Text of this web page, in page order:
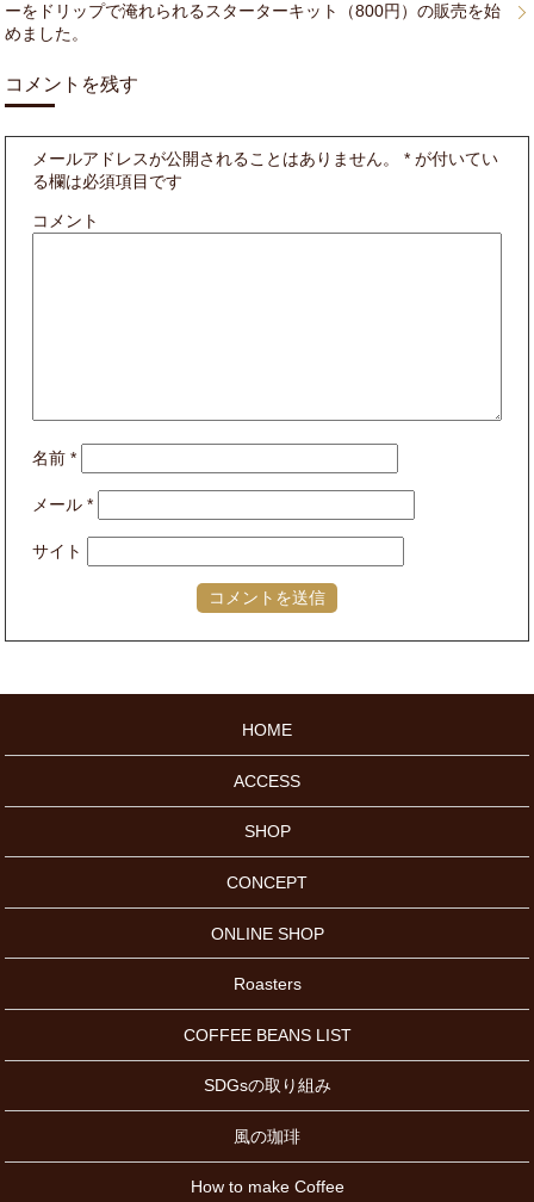
ーをドリップで淹れられるスターターキット（800円）の販売を始
めました。
コメントを残す
メールアドレスが公開されることはありません。 * が付いてい
る欄は必須項目です
コメント
名前*
メール*
サイト
HOME
ACCESS
SHOP
CONCEPT
ONLINE SHOP
Roasters
COFFEE BEANS LIST
SDGsの取り組み
風の珈琲
How to make Coffee